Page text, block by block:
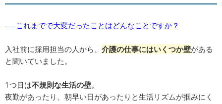
──これまでで大変だったことはどんなことですか？
入社前に採用担当の人から、 介護の仕事にはいくつか壁がある
と聞いていました。
1つ目は不規則な生活の壁。
夜勤があったり、朝早い日があったりと生活リズムが掴みにく